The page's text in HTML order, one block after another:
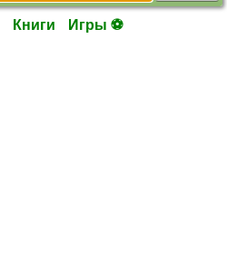
Книги Игры ⚽